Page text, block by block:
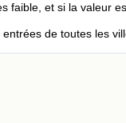
faible, et si la valeur
de toutes les